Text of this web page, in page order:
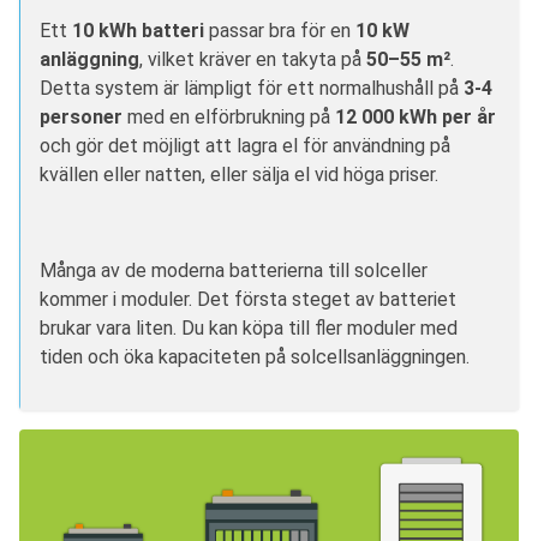
Ett 10 kWh batteripassar bra för en 10 kW
anläggning, vilket kräver en takyta på 50–55 m².
Detta system är lämpligt för ett normalhushåll på 3-4
personer med en elförbrukning på 12 000 kWh per år
och gör det möjligt att lagra el för användning på
kvällen eller natten, eller sälja el vid höga priser.
Många av de moderna batterierna till solceller
kommer i moduler. Det första steget av batteriet
brukar vara liten. Du kan köpa till fler moduler med
tiden och öka kapaciteten på solcellsanläggningen.